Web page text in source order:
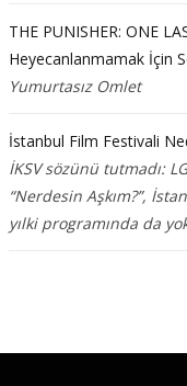
THE PUNISHER: ONE
Heyecanlanmamak İçin
Yumurtasız Omlet
İstanbul Film Festivali
İKSV sözünü tutmadı:
“Nerdesin Aşkım?”,
yılki programında da